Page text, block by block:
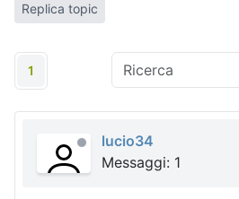
Replica topic
1
lucio34
Messaggi: 1